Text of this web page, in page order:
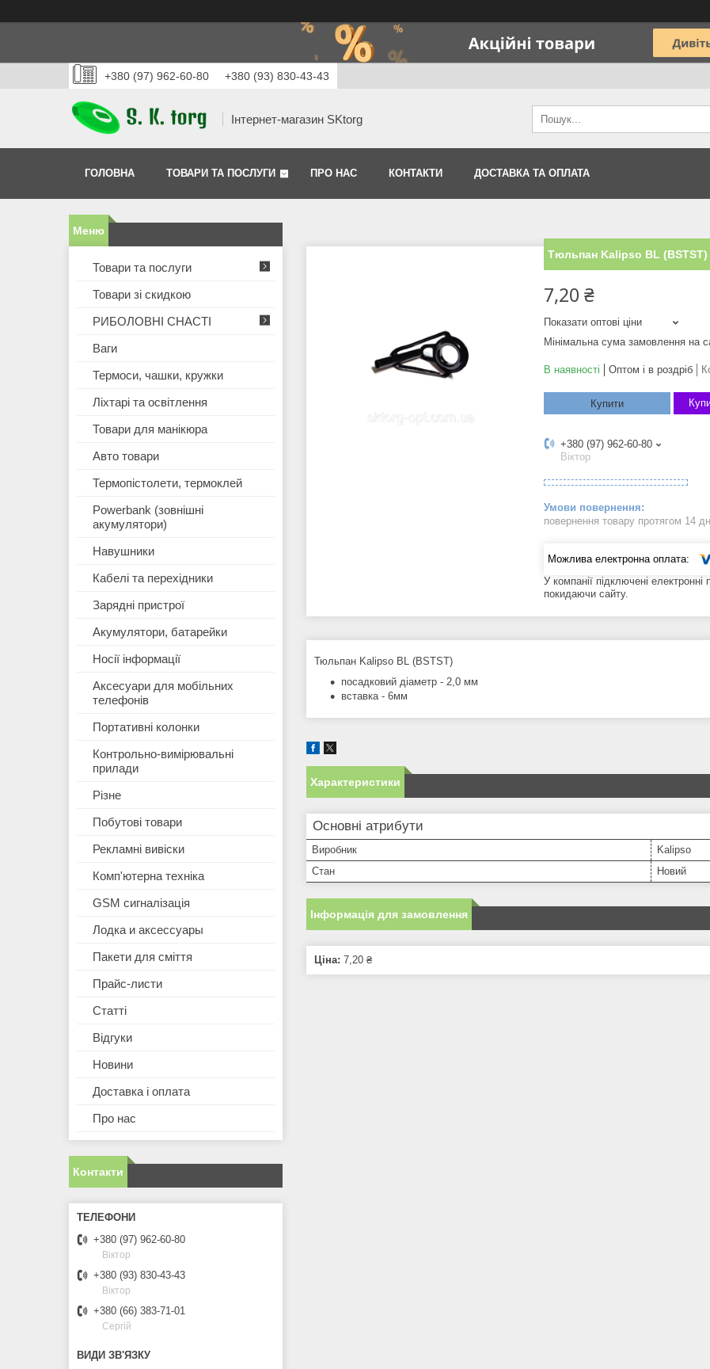
+380 (97) 962-60-80 +380 (93) 830-43-43
Інтернет-магазин SKtorg
ГОЛОВНА ТОВАРИ ТА ПОСЛУГИ ПРО НАС КОНТАКТИ ДОСТАВКА ТА ОПЛАТА
Тюльпан Kalipso BL
7,20 ₴
Показати оптові ціни
Мінімальна сума замовлення на
В наявності Оптом і в роздріб
Купити
+380 (97) 962-60-80
Віктор
повернення товару протягом 14
У компанії підключені
покидаючи сайту.
Тюльпан Kalipso BL (BSTST)
посадковий діаметр - 2,0 мм
вставка - 6мм
Характеристики
Основні атрибути
Виробник
Kalipso
Стан
Новий
Інформація для замовлення
Ціна: 7,20 ₴
Товари та послуги
Товари зі скидкою
РИБОЛОВНІ СНАСТІ
Ваги
Термоси, чашки, кружки
Ліхтарі та освітлення
Товари для манікюра
Авто товари
Термопістолети, термоклей
Powerbank (зовнішні
акумулятори)
Навушники
Кабелі та перехідники
Зарядні пристрої
Акумулятори, батарейки
Носії інформації
Аксесуари для мобільних
телефонів
Портативні колонки
Контрольно-вимірювальні
прилади
Різне
Побутові товари
Рекламні вивіски
Комп'ютерна техніка
GSM сигналізація
Лодка и аксессуары
Пакети для сміття
Прайс-листи
Статті
Відгуки
Новини
Доставка і оплата
Про нас
Контакти
+380 (97) 962-60-80
Віктор
+380 (93) 830-43-43
Віктор
+380 (66) 383-71-01
Сергій